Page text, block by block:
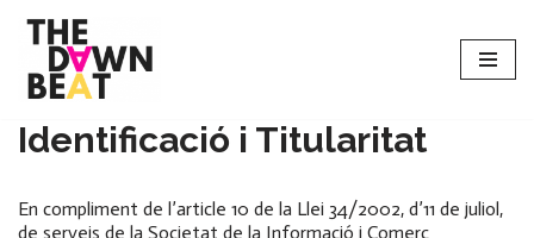
Saltar
Identificació i Titularitat
En compliment de l’article 10 de la Llei 34/2002, d’11 de juliol,
de serveis de la Societat de la Informació i Comerç